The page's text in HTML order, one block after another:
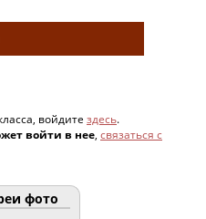
войдите здесь.
войти в нее, связаться с
фото